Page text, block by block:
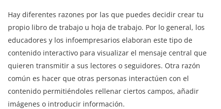
Hay diferentes razones por las que puedes decidir crear tu
propio libro de trabajo u hoja de trabajo. Por lo general, los
educadores y los infoempresarios elaboran este tipo de
contenido interactivo para visualizar el mensaje central que
quieren transmitir a sus lectores o seguidores. Otra razón
común es hacer que otras personas interactúen con el
contenido permitiéndoles rellenar ciertos campos, añadir
imágenes o introducir información.